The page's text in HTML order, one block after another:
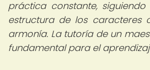
práctica constante,
estructura de los caracteres
armonía. La tutoría de un
fundamental para el